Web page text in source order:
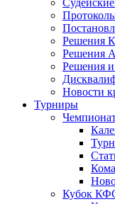
Решения
Решения
Решения и
Новости
Турниры
Кубок